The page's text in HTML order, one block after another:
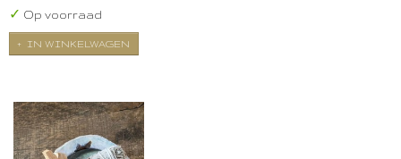
✓ Op voorraad
IN WINKELWAGEN